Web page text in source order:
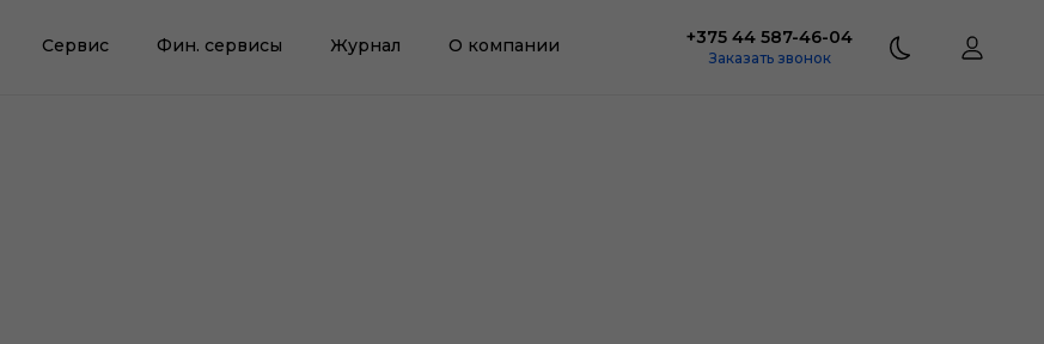
Сервис Фин. сервисы Журнал О компании +375 44 587-46-04
Заказать звонок